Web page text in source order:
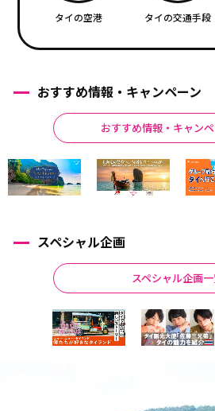
タイの空港 タイの交通手段
おすすめ情報・キャンペーン
おすすめ情報・キャン
スペシャル企画
スペシャル企画